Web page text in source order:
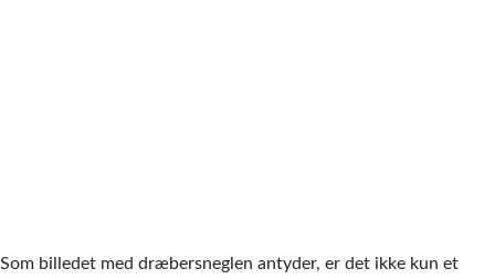
Som billedet med dræbersneglen antyder, er det ikke kun et